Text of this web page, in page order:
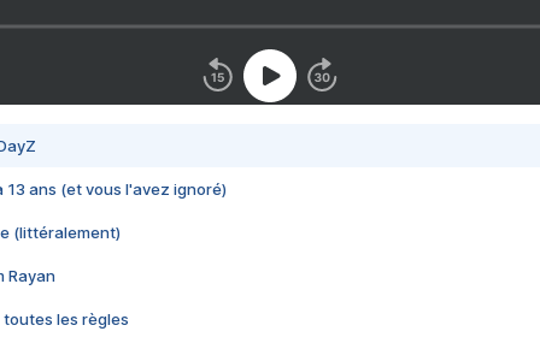
13 ans (et vous l'avez ignoré)
(littéralement)
Rayan
toutes les règles